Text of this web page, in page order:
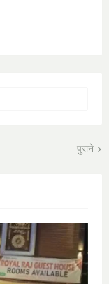
पुराने